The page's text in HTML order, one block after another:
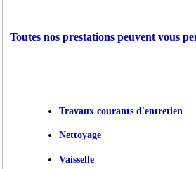
Toutes nos prestations peuvent vous
Travaux courants d'entretien
Nettoyage
Vaisselle